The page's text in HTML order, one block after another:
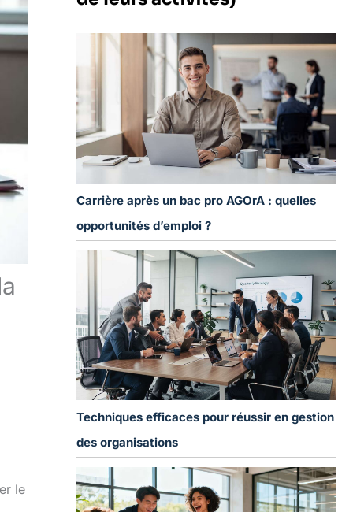
le
Carrière après un bac pro AGOrA : quelles
opportunités d’emploi ?
Techniques efficaces pour réussir en gestion
des organisations